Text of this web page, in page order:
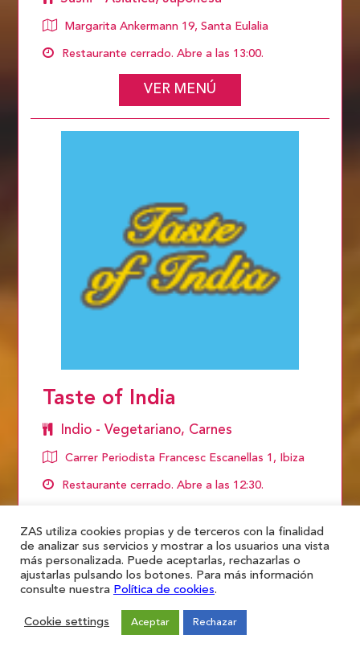
Margarita Ankermann 19, Santa Eulalia
Restaurante cerrado. Abre a las 13:00.
VER MENÚ
Taste of India
Indio - Vegetariano, Carnes
Carrer Periodista Francesc Escanellas 1, Ibiza
Restaurante cerrado. Abre a las 12:30.
ZAS utiliza cookies propias y de terceros con la finalidad
de analizar sus servicios y mostrar a los usuarios una vista
más personalizada. Puede aceptarlas, rechazarlas o
ajustarlas pulsando los botones. Para más información
consulte nuestra Política de cookies.
Cookie settings Aceptar Rechazar